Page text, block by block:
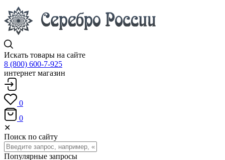
Искать товары на сайте
8 (800) 600-7-925
интернет магазин
0
0
✕
Поиск по сайту
Популярные запросы